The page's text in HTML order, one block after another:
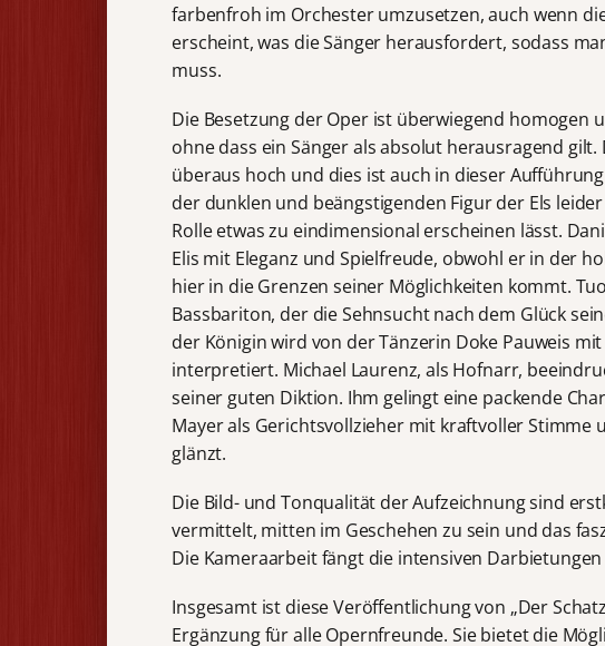
farbenfroh im Orchester umzusetzen, auch wenn
erscheint, was die Sänger herausfordert, sodass
muss.
Die Besetzung der Oper ist überwiegend homogen
ohne dass ein Sänger als absolut herausragend
überaus hoch und dies ist auch in dieser
der dunklen und beängstigenden Figur der Els
Rolle etwas zu eindimensional erscheinen lässt.
Elis mit Eleganz und Spielfreude, obwohl er in der
hier in die Grenzen seiner Möglichkeiten kommt.
Bassbariton, der die Sehnsucht nach dem Glück
der Königin wird von der Tänzerin Doke Pauweis
interpretiert. Michael Laurenz, als Hofnarr,
seiner guten Diktion. Ihm gelingt eine packende
Mayer als Gerichtsvollzieher mit kraftvoller Stimme
glänzt.
Die Bild- und Tonqualität der Aufzeichnung sind
vermittelt, mitten im Geschehen zu sein und das
Die Kameraarbeit fängt die intensiven
Insgesamt ist diese Veröffentlichung von „Der
Ergänzung für alle Opernfreunde. Sie bietet die